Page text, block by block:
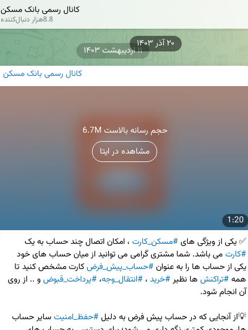
کانال رسمی بانک مسکن
8.8هزار دنبال‌کننده
کانال رسمی بانک مسکن
1:20
6.7M حجم رسانه بالاست
مشاهده در ایتا
✅ یکی از ویژگی های #مسکن_کارت ، امکان اتصال چند حساب به یک
#کارت
یکی از حساب ها را به عنوان #حساب_پیش_فرض
همه #تراکنش ها نظیر #خرید ، #انتقال_وجه، #پرداخت_قبوض
💡از آنجایی که در حساب پیش فرض به دلیل #حفظ_امنیت
۱۱ اردیبهشت ۱۴۰۳